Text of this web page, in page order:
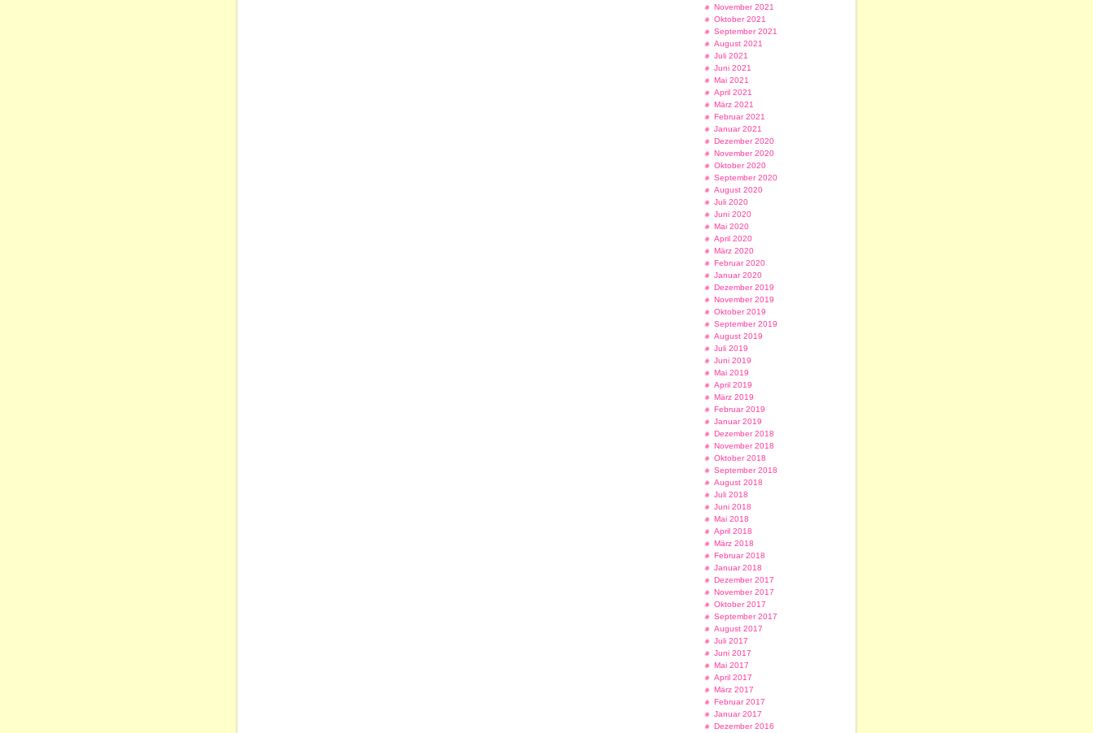
November 2021
Oktober 2021
September 2021
August 2021
Juli 2021
Juni 2021
Mai 2021
April 2021
März 2021
Februar 2021
Januar 2021
Dezember 2020
November 2020
Oktober 2020
September 2020
August 2020
Juli 2020
Juni 2020
Mai 2020
April 2020
März 2020
Februar 2020
Januar 2020
Dezember 2019
November 2019
Oktober 2019
September 2019
August 2019
Juli 2019
Juni 2019
Mai 2019
April 2019
März 2019
Februar 2019
Januar 2019
Dezember 2018
November 2018
Oktober 2018
September 2018
August 2018
Juli 2018
Juni 2018
Mai 2018
April 2018
März 2018
Februar 2018
Januar 2018
Dezember 2017
November 2017
Oktober 2017
September 2017
August 2017
Juli 2017
Juni 2017
Mai 2017
April 2017
März 2017
Februar 2017
Januar 2017
Dezember 2016